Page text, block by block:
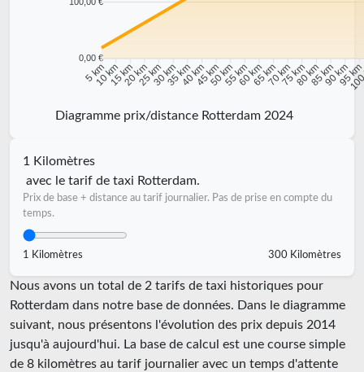
0,00 €
5 km
10 km15 km20 km25 km30 km35 km40 km45 km50 km55 km60 km65 km70 km75 km80 km85 km90 km95 km
Diagramme prix/distance Rotterdam 2024
1 Kilomètres
avec le tarif de taxi Rotterdam.
Prix de base + distance au tarif journalier. Pas de prise en compte du
temps.
1 Kilomètres 300 Kilomètres
Nous avons un total de 2 tarifs de taxi historiques pour
Rotterdam dans notre base de données. Dans le diagramme
suivant, nous présentons l'évolution des prix depuis 2014
jusqu'à aujourd'hui. La base de calcul est une course simple
de 8 kilomètres au tarif journalier avec un temps d'attente